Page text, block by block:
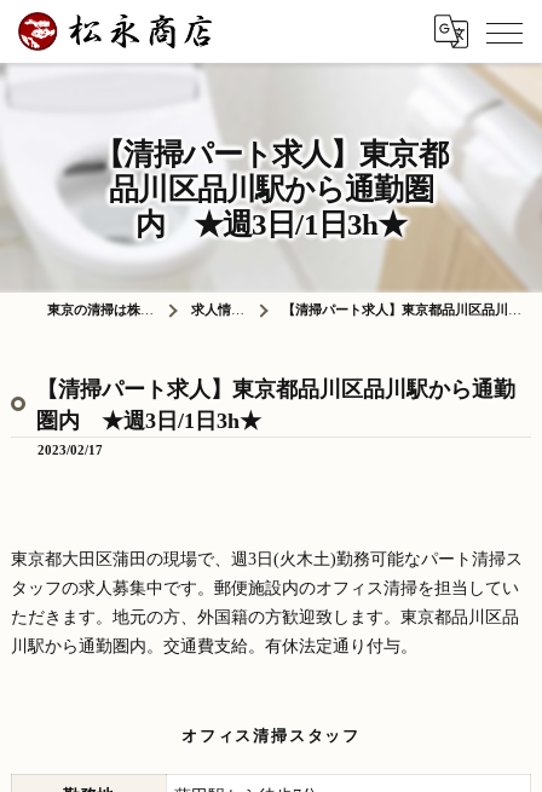
【清掃パート求人】東京都
品川区品川駅から通勤圏
内 ★週3日/1日3h★
東京の清掃は株式会社松永商店 求人情報ブログ 【清掃パート求人】東京都品川区品川駅から通勤圏内 ★週3日/1日3h★
【清掃パート求人】東京都品川区品川駅から通勤
圏内 ★週3日/1日3h★
2023/02/17
東京都大田区蒲田の現場で、週3日(火木土)勤務可能なパート清掃ス
タッフの求人募集中です。郵便施設内のオフィス清掃を担当してい
ただきます。地元の方、外国籍の方歓迎致します。東京都品川区品
川駅から通勤圏内。交通費支給。有休法定通り付与。
オフィス清掃スタッフ